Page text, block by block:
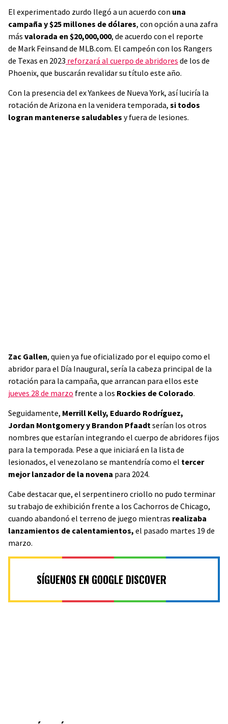
El experimentado zurdo llegó a un acuerdo con una
campaña y $25 millones de dólares, con opción a una zafra
más valorada en $20,000,000, de acuerdo con el reporte
de Mark Feinsand de MLB.com. El campeón con los Rangers
de Texas en 2023 reforzará al cuerpo de abridores de los de
Phoenix, que buscarán revalidar su título este año.
Con la presencia del ex Yankees de Nueva York, así luciría la
rotación de Arizona en la venidera temporada, si todos
logran mantenerse saludables y fuera de lesiones.
Zac Gallen, quien ya fue oficializado por el equipo como el
abridor para el Día Inaugural, sería la cabeza principal de la
rotación para la campaña, que arrancan para ellos este
jueves 28 de marzo frente a los Rockies de Colorado.
Seguidamente, Merrill Kelly, Eduardo Rodríguez,
Jordan Montgomery y Brandon Pfaadtserían los otros
nombres que estarían integrando el cuerpo de abridores fijos
para la temporada. Pese a que iniciará en la lista de
lesionados, el venezolano se mantendría como el tercer
mejor lanzador de la novena para 2024.
Cabe destacar que, el serpentinero criollo no pudo terminar
su trabajo de exhibición frente a los Cachorros de Chicago,
cuando abandonó el terreno de juego mientras realizaba
lanzamientos de calentamientos, el pasado martes 19 de
marzo.
SÍGUENOS EN GOOGLE DISCOVER